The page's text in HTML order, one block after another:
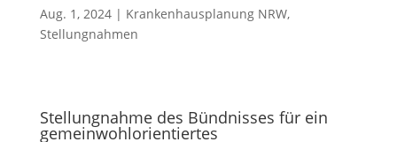
Aug. 1, 2024| Krankenhausplanung NRW,
Stellungnahmen
Stellungnahme des Bündnisses für ein
gemeinwohlorientiertes